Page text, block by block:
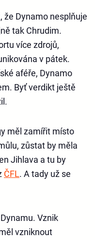
že Dynamo nesplňuje
tak Chrudim.
více zdrojů,
v pátek.
aféře, Dynamo
Byť verdikt ještě
měl zamířit místo
zůstat by měla
Jihlava a tu by
ČFL. A tady už se
Vznik
vzniknout